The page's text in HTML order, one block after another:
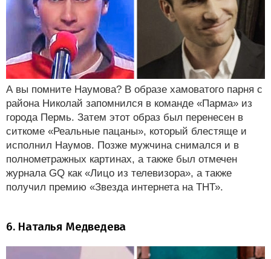
А вы помните Наумова? В образе хамоватого парня с
района Николай запомнился в команде «Парма» из
города Пермь. Затем этот образ был перенесен в
ситкоме «Реальные пацаны», который блестяще и
исполнил Наумов. Позже мужчина снимался и в
полнометражных картинах, а также был отмечен
журнала GQ как «Лицо из телевизора», а также
получил премию «Звезда интернета на ТНТ».
6. Наталья Медведева